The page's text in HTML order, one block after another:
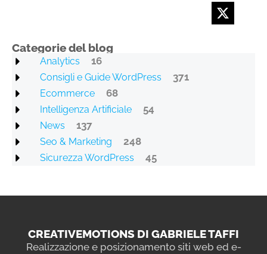
Categorie del blog
Analytics 16
Consigli e Guide WordPress 371
Ecommerce 68
Intelligenza Artificiale 54
News 137
Seo & Marketing 248
Sicurezza WordPress 45
CREATIVEMOTIONS DI GABRIELE TAFFI
Realizzazione e posizionamento siti web ed e-